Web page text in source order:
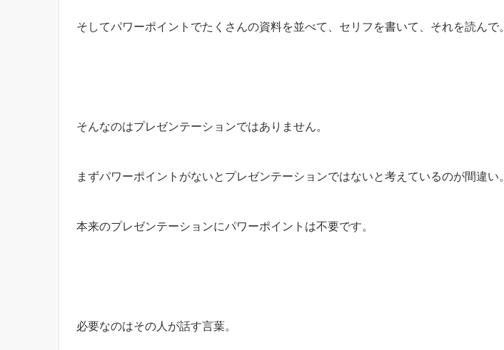
そしてパワーポイントでたくさんの資料を並べて、セリフを書いて、それを読んで。
そんなのはプレゼンテーションではありません。
まずパワーポイントがないとプレゼンテーションではないと考えているのが間違い。
本来のプレゼンテーションにパワーポイントは不要です。
必要なのはその人が話す言葉。